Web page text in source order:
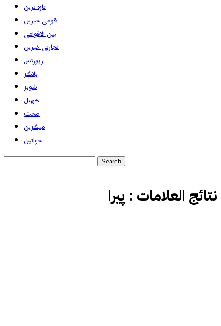
تازہ ترین
قومی خبریں
بین الاقوامی
تجارتی خبریں
رپورٹس
بلاگز
شوبز
کھیل
صحت
میگزین
خواتین
نتائج العلامات : پیرا